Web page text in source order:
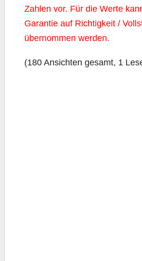
Zah­len vor. Für die Wer­te
Garan­tie auf Rich­tig­keit /
über­nom­men werden.
(180 Ansich­ten gesamt, 1